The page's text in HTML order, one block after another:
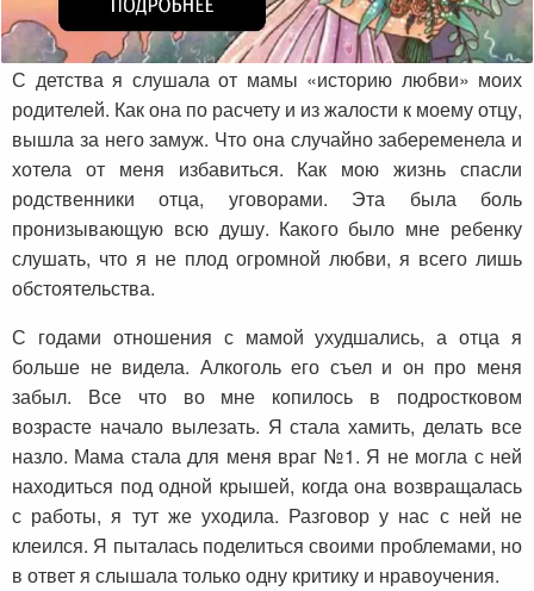
С детства я слушала от мамы «историю любви» моих
родителей. Как она по расчету и из жалости к моему отцу,
вышла за него замуж. Что она случайно забеременела и
хотела от меня избавиться. Как мою жизнь спасли
родственники отца, уговорами. Эта была боль
пронизывающую всю душу. Какого было мне ребенку
слушать, что я не плод огромной любви, я всего лишь
обстоятельства.
С годами отношения с мамой ухудшались, а отца я
больше не видела. Алкоголь его съел и он про меня
забыл. Все что во мне копилось в подростковом
возрасте начало вылезать. Я стала хамить, делать все
назло. Мама стала для меня враг №1. Я не могла с ней
находиться под одной крышей, когда она возвращалась
с работы, я тут же уходила. Разговор у нас с ней не
клеился. Я пыталась поделиться своими проблемами, но
в ответ я слышала только одну критику и нравоучения.